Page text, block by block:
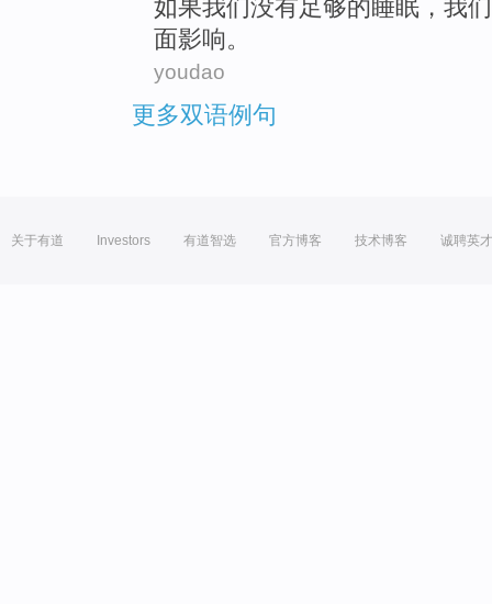
如果我们没有足够的睡眠 ， 我们
面影响。
youdao
更多双语例句
关于有道 Investors 有道智选 官方博客 技术博客 诚聘英才